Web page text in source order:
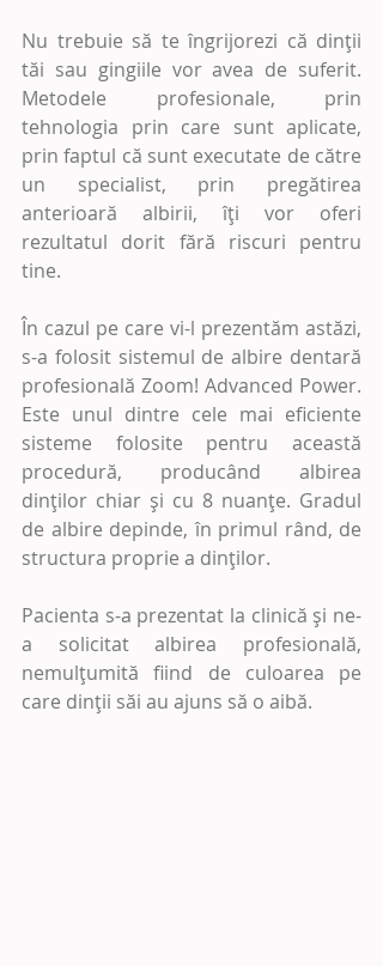
Nu trebuie să te îngrijorezi că dinții
tăi sau gingiile vor avea de suferit.
Metodele profesionale, prin
tehnologia prin care sunt aplicate,
prin faptul că sunt executate de către
un specialist, prin pregătirea
anterioară albirii, îți vor oferi
rezultatul dorit fără riscuri pentru
tine.
În cazul pe care vi-l prezentăm astăzi,
s-a folosit sistemul de albire dentară
profesională Zoom! Advanced Power.
Este unul dintre cele mai eficiente
sisteme folosite pentru această
procedură, producând albirea
dinților chiar și cu 8 nuanțe. Gradul
de albire depinde, în primul rând, de
structura proprie a dinților.
Pacienta s-a prezentat la clinică și ne-
a solicitat albirea profesională,
nemulțumită fiind de culoarea pe
care dinții săi au ajuns să o aibă.